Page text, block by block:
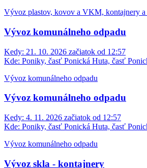
Vývoz plastov, kovov a VKM, kontajnery a
Vývoz komunálneho odpadu
Kedy: 21. 10. 2026 začiatok od 12:57
Kde: Poniky, časť Ponická Huta, časť
Vývoz komunálneho odpadu
Vývoz komunálneho odpadu
Kedy: 4. 11. 2026 začiatok od 12:57
Kde: Poniky, časť Ponická Huta, časť
Vývoz komunálneho odpadu
Vývoz skla - kontajnery